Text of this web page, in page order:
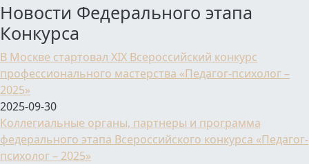
Новости Федерального этапа
Конкурса
В Москве стартовал XIX Всероссийский конкурс
профессионального мастерства «Педагог-психолог –
2025»
2025-09-30
Коллегиальные органы, партнеры и программа
федерального этапа Всероссийского конкурса «Педагог-
психолог – 2025»